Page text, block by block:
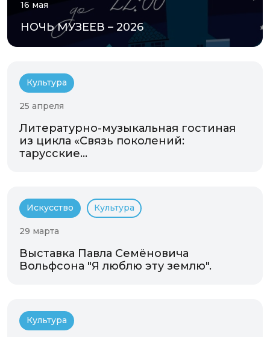
16 мая
НОЧЬ МУЗЕЕВ – 2026
Культура
25 апреля
Литературно-музыкальная гостиная
из цикла «Связь поколений:
тарусские...
Искусство Культура
29 марта
Выставка Павла Семёновича
Вольфсона "Я люблю эту землю".
Культура